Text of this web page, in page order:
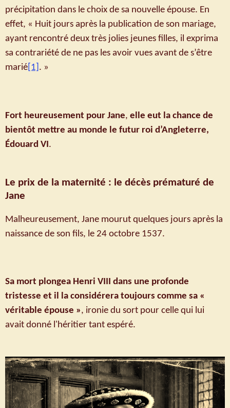
précipitation dans le choix de sa nouvelle épouse. En
effet, « Huit jours après la publication de son mariage,
ayant rencontré deux très jolies jeunes filles, il exprima
sa contrariété de ne pas les avoir vues avant de s’être
marié [1] . »
Fort heureusement pour Jane, elle eut la chance de
bientôt mettre au monde le futur roi d’Angleterre,
Édouard VI .
Le prix de la maternité : le décès prématuré de
Jane
Malheureusement, Jane mourut quelques jours après la
naissance de son fils, le 24 octobre 1537.
Sa mort plongea Henri VIII dans une profonde
tristesse et il la considérera toujours comme sa «
véritable épouse », ironie du sort pour celle qui lui
avait donné l'héritier tant espéré.